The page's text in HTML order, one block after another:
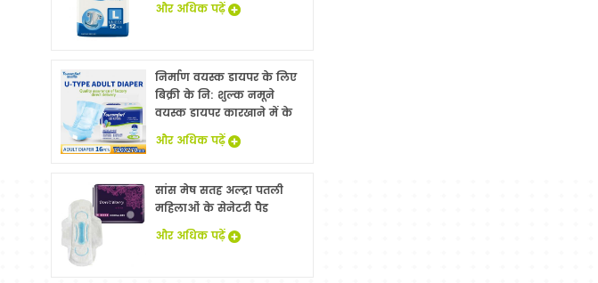
और अधिक पढ़ें
निर्माण वयस्क डायपर के लिए
बिक्री के नि: शुल्क नमूने
वयस्क डायपर कारखाने में के
साथ China
और अधिक पढ़ें
सांस मेष सतह अल्ट्रा पतली
महिलाओं के सेनेटरी पैड
और अधिक पढ़ें